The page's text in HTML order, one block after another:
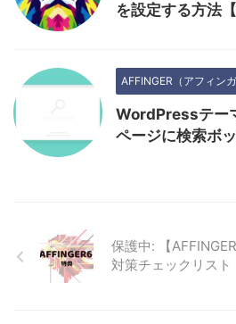
を設定する方法【
AFFINGER（アフィンガ
WordPressテー
ページに検索ボ
保護中: 【
対策チェックリスト